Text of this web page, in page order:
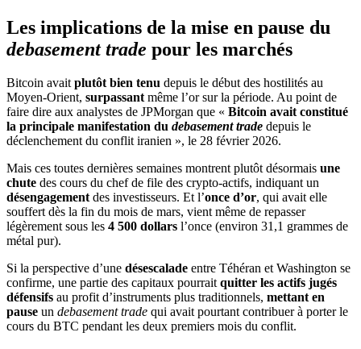
Les implications de la mise en pause du
debasement trade pour les marchés
Bitcoin avaitplutôt bien tenu depuis le début des hostilités au
Moyen-Orient, surpassantmême l’or sur la période. Au point de
faire dire aux analystes de JPMorgan que « Bitcoin avait constitué
la principale manifestation du debasement trade depuis le
déclenchement du conflit iranien », le 28 février 2026.
Mais ces toutes dernières semaines montrent plutôt désormais une
chute des cours du chef de file des crypto-actifs, indiquant un
désengagementdes investisseurs. Et l’once d’or, qui avait elle
souffert dès la fin du mois de mars, vient même de repasser
légèrement sous les 4 500 dollars l’once (environ 31,1 grammes de
métal pur).
Si la perspective d’une désescalade entre Téhéran et Washington se
confirme, une partie des capitaux pourraitquitter les actifs jugés
défensifs au profit d’instruments plus traditionnels, mettant en
pause un debasement trade qui avait pourtant contribuer à porter le
cours du BTC pendant les deux premiers mois du conflit.